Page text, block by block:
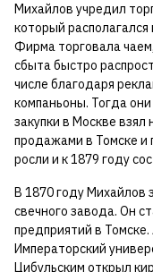
Михайлов учредил
который
Фирма торговала
сбыта быстро
числе благодаря
компаньоны. Тогда
закупки в Москве
продажами в Томске
росли и к 1879 году
В 1870 году Михайлов
свечного завода. Он
предприятий в
Императорский
Цибульским открыл